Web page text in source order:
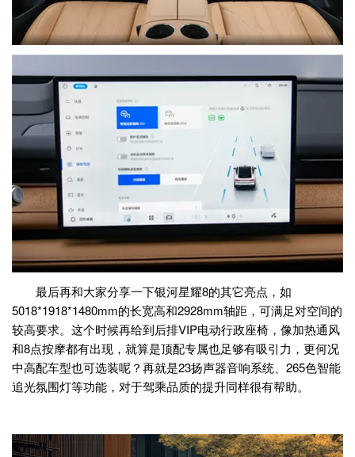
最后再和大家分享一下银河星耀8的其它亮点，如
5018*1918*1480mm的长宽高和2928mm轴距，可满足对空间的
较高要求。这个时候再给到后排VIP电动行政座椅，像加热通风
和8点按摩都有出现，就算是顶配专属也足够有吸引力，更何况
中高配车型也可选装呢？再就是23扬声器音响系统、265色智能
追光氛围灯等功能，对于驾乘品质的提升同样很有帮助。